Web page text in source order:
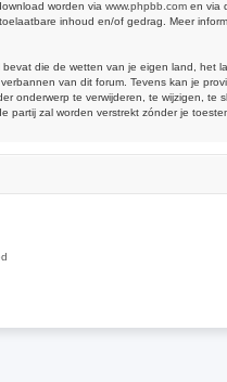
worden via www.phpbb.com en via
inhoud en/of gedrag. Meer
die de wetten van je eigen land, het
van dit forum. Tevens kan je
onderwerp te verwijderen, te wijzigen, te
zal worden verstrekt zónder je